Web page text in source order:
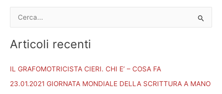
r
a
:
Articoli recenti
IL GRAFOMOTRICISTA CIERI. CHI E’ – COSA FA
23.01.2021 GIORNATA MONDIALE DELLA SCRITTURA A MANO